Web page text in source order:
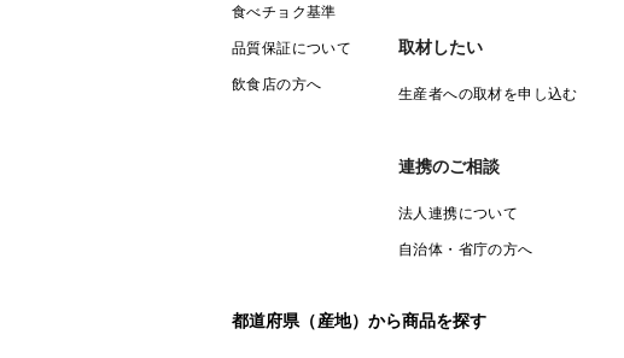
食べチョク基準
品質保証について
飲食店の方へ
取材したい
生産者への取材を申し込む
連携のご相談
法人連携について
自治体・省庁の方へ
都道府県（産地）から商品を探す